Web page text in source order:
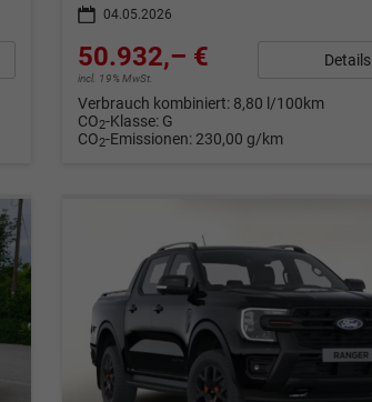
04.05.2026
50.932,– €
incl. 19% MwSt.
Details
Verbrauch kombiniert: 8,80 l/100km
CO2-Klasse: G
CO2-Emissionen: 230,00 g/km